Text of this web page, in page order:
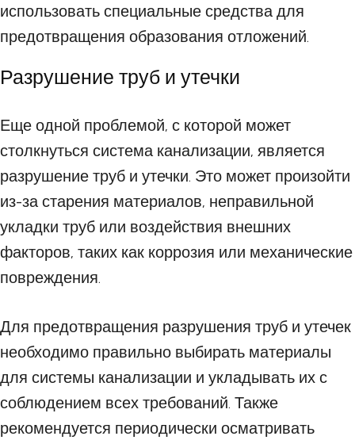
использовать специальные средства для
предотвращения образования отложений.
Разрушение труб и утечки
Еще одной проблемой, с которой может
столкнуться система канализации, является
разрушение труб и утечки. Это может произойти
из-за старения материалов, неправильной
укладки труб или воздействия внешних
факторов, таких как коррозия или механические
повреждения.
Для предотвращения разрушения труб и утечек
необходимо правильно выбирать материалы
для системы канализации и укладывать их с
соблюдением всех требований. Также
рекомендуется периодически осматривать